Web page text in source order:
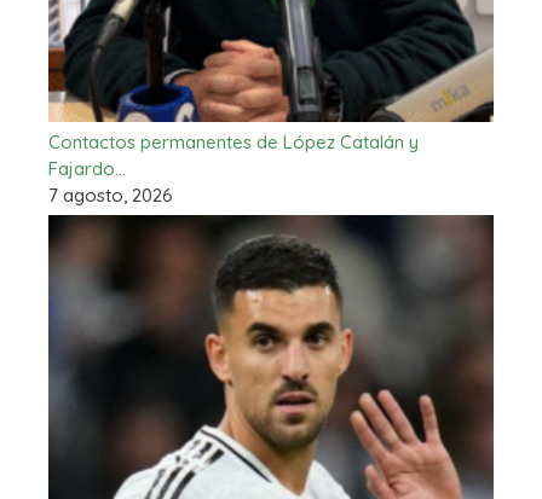
Contactos permanentes de López Catalán y
Fajardo…
7 agosto, 2026